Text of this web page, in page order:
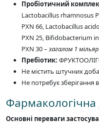
Пробіотичний
Lactobacillus rhamnosus
PXN 66, Lactobacillus
PXN 25, Bifidobacterium
PXN 30 – загалом 1
Пребіотик:
Не містить штучних
Не потребує зберігання
Фармакологічна
Основні переваги